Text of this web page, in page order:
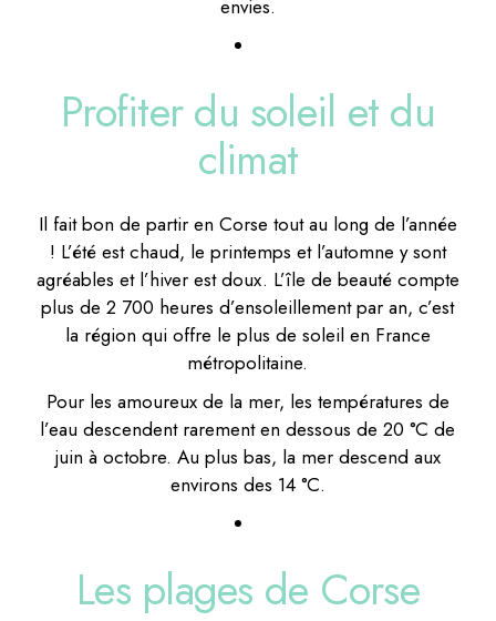
envies.
Profiter du soleil et du
climat
Il fait bon de partir en Corse tout au long de l’année
! L’été est chaud, le printemps et l’automne y sont
agréables et l’hiver est doux. L’île de beauté compte
plus de 2 700 heures d’ensoleillement par an, c’est
la région qui offre le plus de soleil en France
métropolitaine.
Pour les amoureux de la mer, les températures de
l’eau descendent rarement en dessous de 20 °C de
juin à octobre. Au plus bas, la mer descend aux
environs des 14 °C.
Les plages de Corse